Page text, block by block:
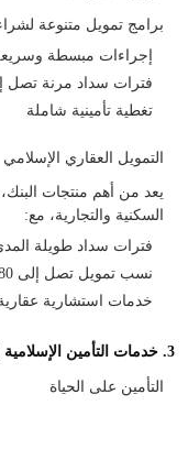
برامج تمويل متنوعة
إجراءات مبسطة
فترات سداد مرنة تصل إلى 7
تغطية تأمينية شاملة
التمويل العقاري الإسلامي
يعد من أهم منتجات
السكنية والتجارية، مع:
فترات سداد طويلة المدى
نسب تمويل تصل إلى 80% من قيمة العقار
خدمات استشارية
3. خدمات التأمين الإسلامية (التكافل)
التأمين على الحياة